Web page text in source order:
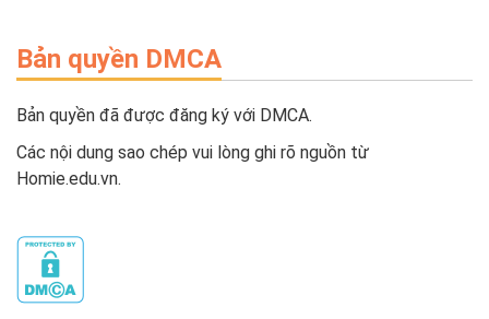
Bản quyền DMCA
Bản quyền đã được đăng ký với DMCA.
Các nội dung sao chép vui lòng ghi rõ nguồn từ
Homie.edu.vn.